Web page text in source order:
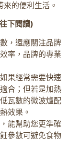
的便利生活。
下閱讀)
，還應關注品牌
率，品牌的專業
果經常需要快速
合；但若是加熱
瓦數的微波爐配
效果。
能幫助您更準確
參數可避免食物